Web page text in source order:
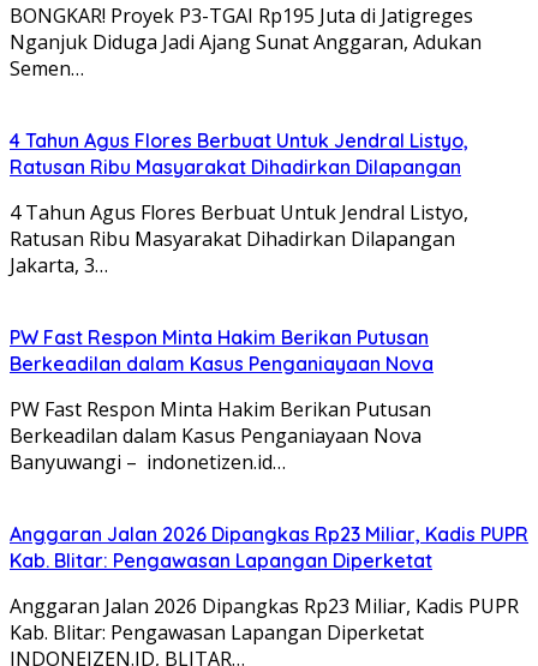
BONGKAR! Proyek P3-TGAI Rp195 Juta di Jatigreges
Nganjuk Diduga Jadi Ajang Sunat Anggaran, Adukan
Semen…
4 Tahun Agus Flores Berbuat Untuk Jendral Listyo,
Ratusan Ribu Masyarakat Dihadirkan Dilapangan
4 Tahun Agus Flores Berbuat Untuk Jendral Listyo,
Ratusan Ribu Masyarakat Dihadirkan Dilapangan
Jakarta, 3…
PW Fast Respon Minta Hakim Berikan Putusan
Berkeadilan dalam Kasus Penganiayaan Nova
PW Fast Respon Minta Hakim Berikan Putusan
Berkeadilan dalam Kasus Penganiayaan Nova
Banyuwangi – indonetizen.id…
Anggaran Jalan 2026 Dipangkas Rp23 Miliar, Kadis PUPR
Kab. Blitar: Pengawasan Lapangan Diperketat
Anggaran Jalan 2026 Dipangkas Rp23 Miliar, Kadis PUPR
Kab. Blitar: Pengawasan Lapangan Diperketat
INDONEIZEN.ID, BLITAR…